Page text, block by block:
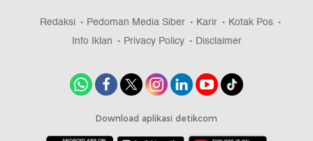
Redaksi Pedoman Media Siber Karir
Kotak Pos
Info Iklan
Privacy Policy Disclaimer
Download aplikasi detikcom